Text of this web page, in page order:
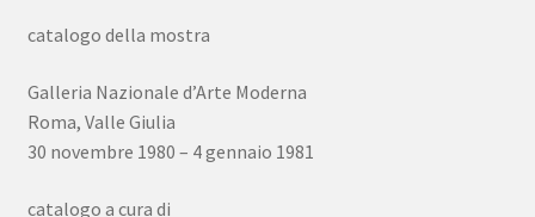
catalogo della mostra
Galleria Nazionale d’Arte Moderna
Roma, Valle Giulia
30 novembre 1980 – 4 gennaio 1981
catalogo a cura di